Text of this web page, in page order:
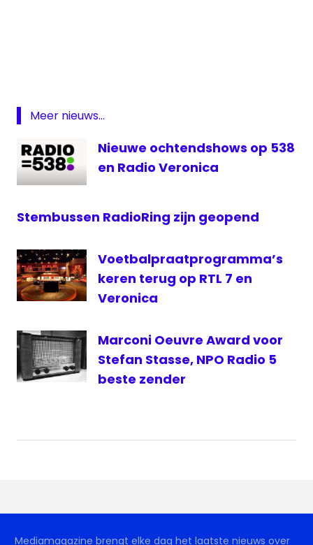
Rick
Veronica
Inside
Ochtendshow
Wilfred
Genee
Meer nieuws...
Nieuwe ochtendshows op 538
en Radio Veronica
Stembussen RadioRing zijn geopend
Voetbalpraatprogramma’s
keren terug op RTL 7 en
Veronica
Marconi Oeuvre Award voor
Stefan Stasse, NPO Radio 5
beste zender
Mediamagazine brengt elke dag het laatste nieuws over